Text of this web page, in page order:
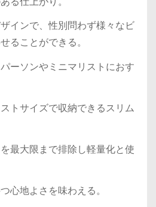
インで、性別問わず様々なビ
ることができる。
ーソンやミニマリストにおす
トサイズで収納できるスリム
最大限まで排除し軽量化と使
心地よさを味わえる。